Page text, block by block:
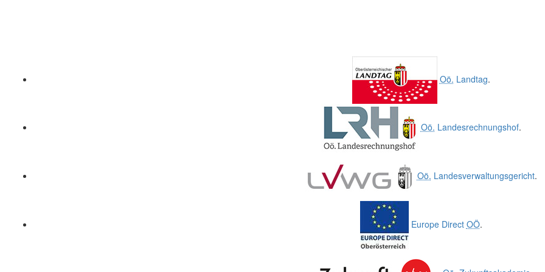
Oö. Landtag.
Oö. Landesrechnungshof.
Oö. Landesverwaltungsgericht.
Europe Direct OÖ.